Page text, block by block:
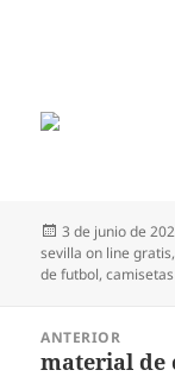
Publicado
el
3 de junio de
sevilla on line gratis
de futbol,
entradas
ANTERIOR
Entrada
material de